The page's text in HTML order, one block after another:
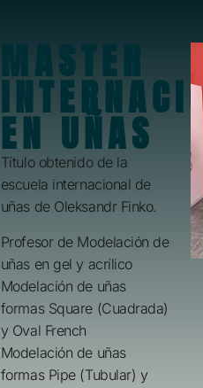
MASTER
EN UÑAS
Título obtenido de la
escuela internacional de
uñas de Oleksandr Finko.
Profesor de Modelación de
uñas en gel y acrílico
Modelación de uñas
formas Square (Cuadrada)
y Oval French
Modelación de uñas
formas Pipe (Tubular) y